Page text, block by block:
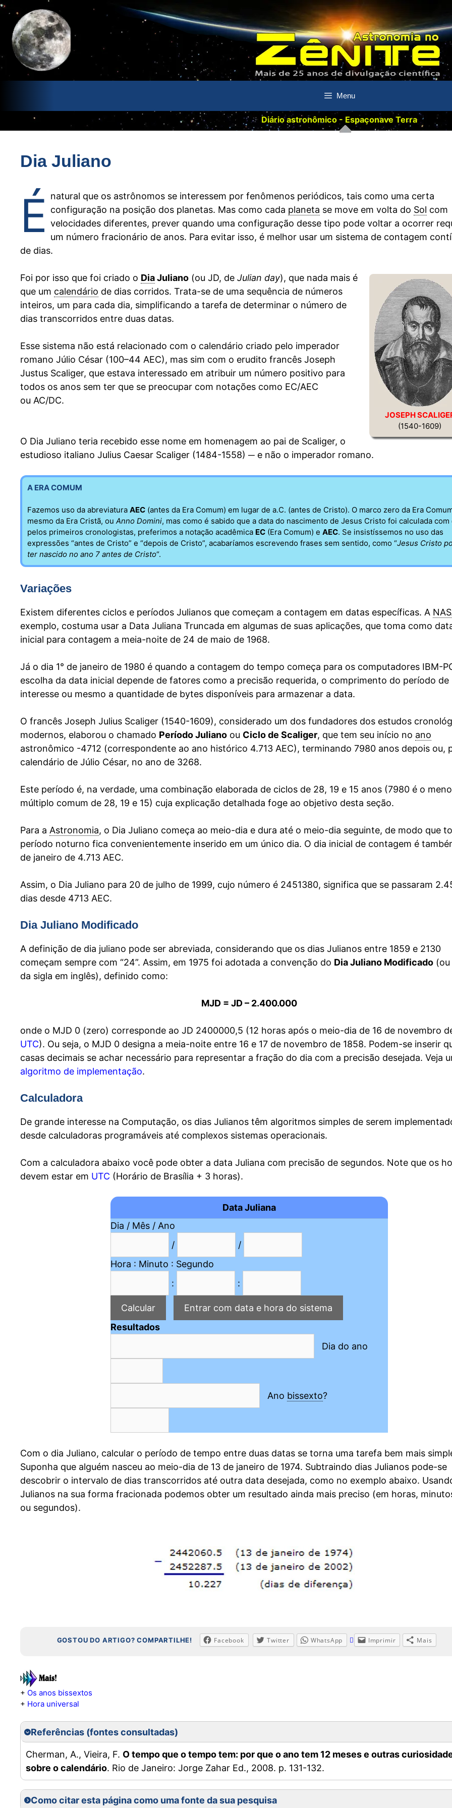
Menu
Diário astronômico - Espaçonave Terra
Dia Juliano
É
natural que os astrônomos se interessem por fenômenos periódicos, tais como uma certa
configuração na posição dos planetas. Mas como cada planeta se move em volta do Sol com
velocidades diferentes, prever quando uma configuração desse tipo pode voltar a ocorrer
um número fracionário de anos. Para evitar isso, é melhor usar um sistema de contagem
de dias.
JOSEPH
(1540-1609)
Foi por isso que foi criado o DiaJuliano (ou JD, de Julian day), que nada mais é
que um calendário de dias corridos. Trata-se de uma sequência de números
inteiros, um para cada dia, simplificando a tarefa de determinar o número de
dias transcorridos entre duas datas.
Esse sistema não está relacionado com o calendário criado pelo imperador
romano Júlio César (100–44 AEC), mas sim com o erudito francês Joseph
Justus Scaliger, que estava interessado em atribuir um número positivo para
todos os anos sem ter que se preocupar com notações como EC/AEC
ou AC/DC.
O Dia Juliano teria recebido esse nome em homenagem ao pai de Scaliger, o
estudioso italiano Julius Caesar Scaliger (1484-1558) ─ e não o imperador romano.
A ERA COMUM
Fazemos uso da abreviatura AEC (antes da Era Comum) em lugar de a.C. (antes de Cristo). O marco zero da Era
mesmo da Era Cristã, ou Anno Domini, mas como é sabido que a data do nascimento de Jesus Cristo foi calculada
pelos primeiros cronologistas, preferimos a notação acadêmica EC (Era Comum) e AEC. Se insistíssemos no uso das
expressões “antes de Cristo” e “depois de Cristo”, acabaríamos escrevendo frases sem sentido, como “Jesus Cristo
ter nascido no ano 7 antes de Cristo“.
Variações
Existem diferentes ciclos e períodos Julianos que começam a contagem em datas específicas. A
exemplo, costuma usar a Data Juliana Truncada em algumas de suas aplicações, que toma como
inicial para contagem a meia-noite de 24 de maio de 1968.
Já o dia 1° de janeiro de 1980 é quando a contagem do tempo começa para os computadores IBM-
escolha da data inicial depende de fatores como a precisão requerida, o comprimento do período de
interesse ou mesmo a quantidade de bytes disponíveis para armazenar a data.
O francês Joseph Julius Scaliger (1540-1609), considerado um dos fundadores dos estudos
modernos, elaborou o chamado Período Juliano ou Ciclo de Scaliger, que tem seu início no ano
astronômico -4712 (correspondente ao ano histórico 4.713 AEC), terminando 7980 anos depois ou,
calendário de Júlio César, no ano de 3268.
Este período é, na verdade, uma combinação elaborada de ciclos de 28, 19 e 15 anos (7980 é o
múltiplo comum de 28, 19 e 15) cuja explicação detalhada foge ao objetivo desta seção.
Para a Astronomia, o Dia Juliano começa ao meio-dia e dura até o meio-dia seguinte, de modo que
período noturno fica convenientemente inserido em um único dia. O dia inicial de contagem é
de janeiro de 4.713 AEC.
Assim, o Dia Juliano para 20 de julho de 1999, cujo número é 2451380, significa que se passaram
dias desde 4713 AEC.
Dia Juliano Modificado
A definição de dia juliano pode ser abreviada, considerando que os dias Julianos entre 1859 e 2130
começam sempre com “24”. Assim, em 1975 foi adotada a convenção do Dia Juliano Modificado (ou
da sigla em inglês), definido como:
MJD = JD – 2.400.000
onde o MJD 0 (zero) corresponde ao JD 2400000,5 (12 horas após o meio-dia de 16 de novembro
UTC). Ou seja, o MJD 0 designa a meia-noite entre 16 e 17 de novembro de 1858. Podem-se inserir
casas decimais se achar necessário para representar a fração do dia com a precisão desejada. Veja
algoritmo de implementação.
Calculadora
De grande interesse na Computação, os dias Julianos têm algoritmos simples de serem
desde calculadoras programáveis até complexos sistemas operacionais.
Com a calculadora abaixo você pode obter a data Juliana com precisão de segundos. Note que os
devem estar em UTC (Horário de Brasília + 3 horas).
Data Juliana
Dia / Mês / Ano
/
/
Hora : Minuto : Segundo
:
:
Resultados
Dia do ano
Ano bissexto?
Com o dia Juliano, calcular o período de tempo entre duas datas se torna uma tarefa bem mais
Suponha que alguém nasceu ao meio-dia de 13 de janeiro de 1974. Subtraindo dias Julianos pode-se
descobrir o intervalo de dias transcorridos até outra data desejada, como no exemplo abaixo.
Julianos na sua forma fracionada podemos obter um resultado ainda mais preciso (em horas,
ou segundos).
GOSTOU DO ARTIGO? COMPARTILHE! Facebook Twitter WhatsApp Imprimir Mais
+ Os anos bissextos
+ Hora universal
Referências (fontes consultadas)
Cherman, A., Vieira, F. O tempo que o tempo tem: por que o ano tem 12 meses e outras
sobre o calendário. Rio de Janeiro: Jorge Zahar Ed., 2008. p. 131-132.
Como citar esta página como uma fonte da sua pesquisa